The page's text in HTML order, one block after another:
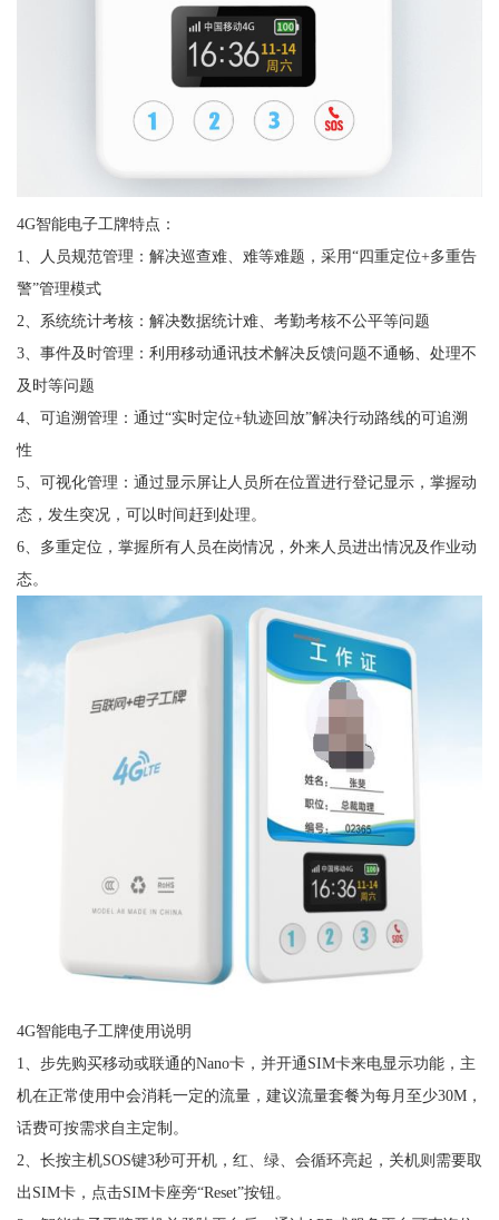
4G智能电子工牌特点：
1、人员规范管理：解决巡查难、难等难题，采用“四重定位+多重告
警”管理模式
2、系统统计考核：解决数据统计难、考勤考核不公平等问题
3、事件及时管理：利用移动通讯技术解决反馈问题不通畅、处理不
及时等问题
4、可追溯管理：通过“实时定位+轨迹回放”解决行动路线的可追溯
性
5、可视化管理：通过显示屏让人员所在位置进行登记显示，掌握动
态，发生突况，可以时间赶到处理。
6、多重定位，掌握所有人员在岗情况，外来人员进出情况及作业动
态。
4G智能电子工牌使用说明
1、步先购买移动或联通的Nano卡，并开通SIM卡来电显示功能，主
机在正常使用中会消耗一定的流量，建议流量套餐为每月至少30M，
话费可按需求自主定制。
2、长按主机SOS键3秒可开机，红、绿、会循环亮起，关机则需要取
出SIM卡，点击SIM卡座旁“Reset”按钮。